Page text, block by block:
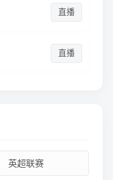
直播
直播
英超联赛